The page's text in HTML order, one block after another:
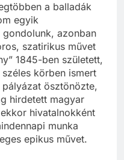
a balladák
egyik
azonban
szatirikus művet
1845-ben született,
körben ismert
ösztönözte,
hirdetett magyar
hivatalnokként
munka
epikus művet.